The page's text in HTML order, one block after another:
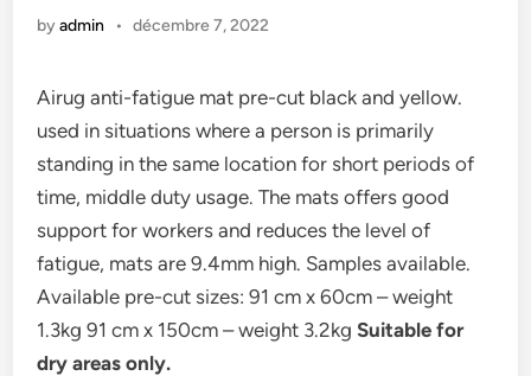
byadmin • décembre 7, 2022
Airug anti-fatigue mat pre-cut black and yellow.
used in situations where a person is primarily
standing in the same location for short periods of
time, middle duty usage. The mats offers good
support for workers and reduces the level of
fatigue, mats are 9.4mm high. Samples available.
Available pre-cut sizes: 91 cm x 60cm – weight
1.3kg 91 cm x 150cm – weight 3.2kgSuitable for
dry areas only.